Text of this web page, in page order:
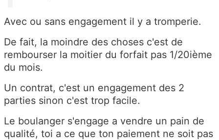
Avec ou sans engagement il y a tromperie.
De fait, la moindre des choses c'est de
rembourser la moitier du forfait pas 1/20ième
du mois.
Un contrat, c'est un engagement des 2
parties sinon c'est trop facile.
Le boulanger s'engage a vendre un pain de
qualité, toi a ce que ton paiement ne soit pas